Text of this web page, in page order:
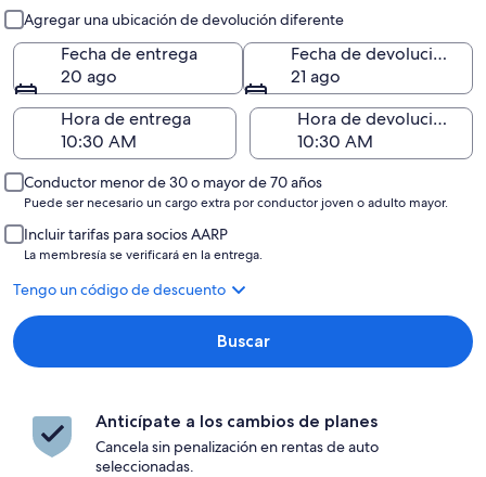
Agregar una ubicación de devolución diferente
Fecha de entrega
20 ago
Fecha de devolución
21 ago
Hora de entrega
Hora de devolución
Conductor menor de 30 o mayor de 70 años
Puede ser necesario un cargo extra por conductor joven o adulto mayor.
Incluir tarifas para socios AARP
La membresía se verificará en la entrega.
Tengo un código de descuento
Buscar
Anticípate a los cambios de planes
Cancela sin penalización en rentas de auto
seleccionadas.